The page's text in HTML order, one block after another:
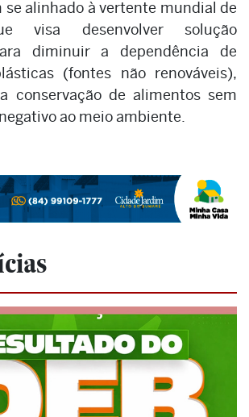
se alinhado à vertente mundial de
visa desenvolver solução
diminuir a dependência de
(fontes não renováveis),
conservação de alimentos sem
ao meio ambiente.